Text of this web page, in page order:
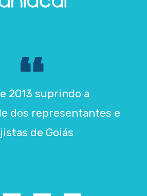
2013 suprindo a
dos representantes e
de Goiás